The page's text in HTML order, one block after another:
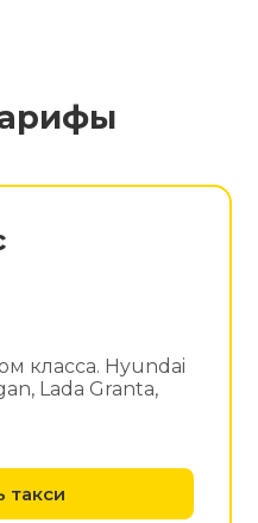
класса. Hyundai
Lada Granta,
такси